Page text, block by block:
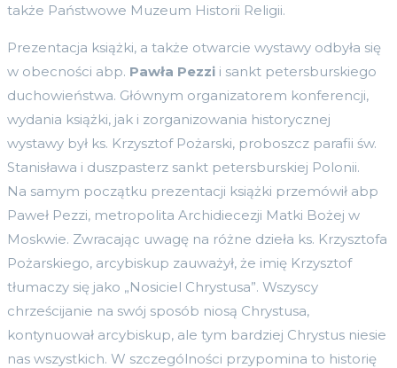
także Państwowe Muzeum Historii Religii.
Prezentacja książki, a także otwarcie wystawy odbyła się
w obecności abp. Pawła Pezzi i sankt petersburskiego
duchowieństwa. Głównym organizatorem konferencji,
wydania książki, jak i zorganizowania historycznej
wystawy był ks. Krzysztof Pożarski, proboszcz parafii św.
Stanisława i duszpasterz sankt petersburskiej Polonii.
Na samym początku prezentacji książki przemówił abp
Paweł Pezzi, metropolita Archidiecezji Matki Bożej w
Moskwie. Zwracając uwagę na różne dzieła ks. Krzysztofa
Pożarskiego, arcybiskup zauważył, że imię Krzysztof
tłumaczy się jako „Nosiciel Chrystusa”. Wszyscy
chrześcijanie na swój sposób niosą Chrystusa,
kontynuował arcybiskup, ale tym bardziej Chrystus niesie
nas wszystkich. W szczególności przypomina to historię